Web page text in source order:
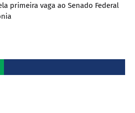
primeira vaga ao Senado Federal